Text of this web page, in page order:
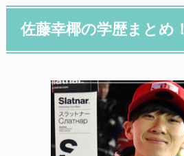
佐藤幸椰の学歴まとめ！